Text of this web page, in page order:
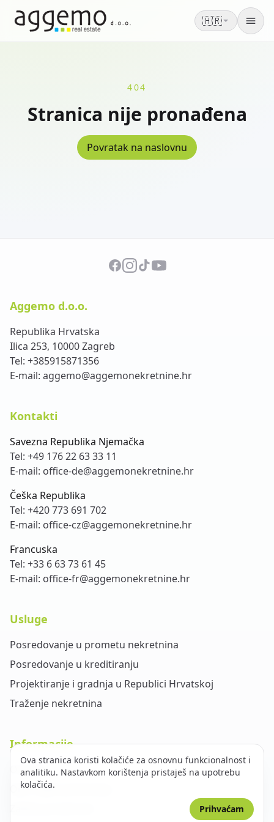
🇭🇷
404
Stranica nije pronađena
Povratak na naslovnu
Aggemo d.o.o.
Republika Hrvatska
Ilica 253, 10000 Zagreb
Tel: +385915871356
E-mail: aggemo@aggemonekretnine.hr
Kontakti
Savezna Republika Njemačka
Tel: +49 176 22 63 33 11
E-mail: office-de@aggemonekretnine.hr
Češka Republika
Tel: +420 773 691 702
E-mail: office-cz@aggemonekretnine.hr
Francuska
Tel: +33 6 63 73 61 45
E-mail: office-fr@aggemonekretnine.hr
Usluge
Posredovanje u prometu nekretnina
Posredovanje u kreditiranju
Projektiranje i gradnja u Republici Hrvatskoj
Traženje nekretnina
Informacije
O nama
Opći uvjeti poslovanja
Ova stranica koristi kolačiće za osnovnu funkcionalnost i
analitiku. Nastavkom korištenja pristaješ na upotrebu
kolačića.
Prihvaćam